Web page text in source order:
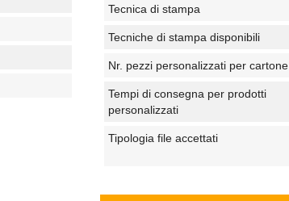
Tecnica di stampa
Tecniche di stampa disponibili
Nr. pezzi personalizzati per cartone
Tempi di consegna per prodotti
personalizzati
Tipologia file accettati